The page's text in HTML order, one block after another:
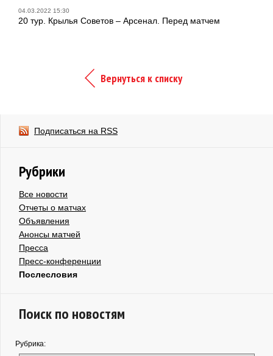
04.03.2022 15:30
20 тур. Крылья Советов – Арсенал. Перед матчем
Вернуться к списку
Подписаться на RSS
Рубрики
Все новости
Отчеты о матчах
Объявления
Анонсы матчей
Пресса
Пресс-конференции
Послесловия
Поиск по новостям
Рубрика: